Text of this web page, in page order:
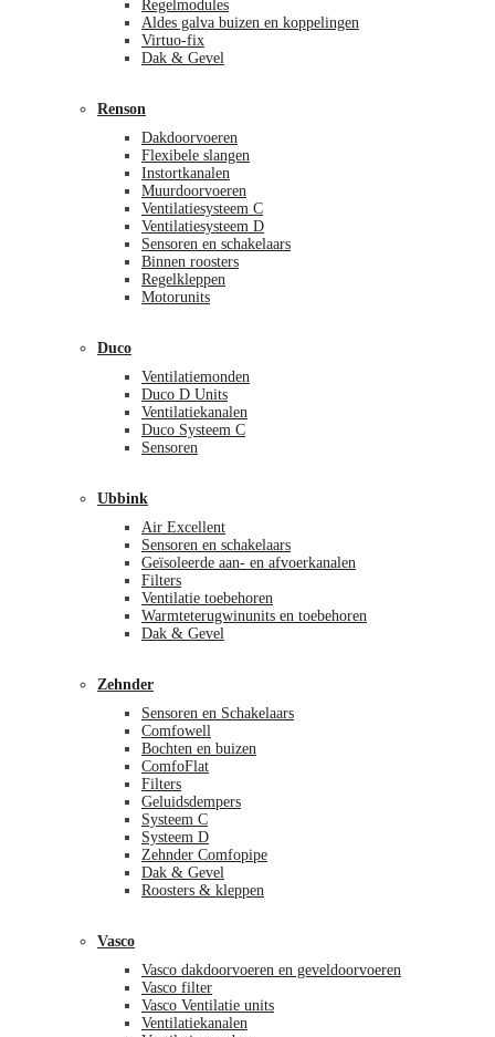
Regelmodules
Aldes galva buizen en koppelingen
Virtuo-fix
Dak & Gevel
Renson
Dakdoorvoeren
Flexibele slangen
Instortkanalen
Muurdoorvoeren
Ventilatiesysteem C
Ventilatiesysteem D
Sensoren en schakelaars
Binnen roosters
Regelkleppen
Motorunits
Duco
Ventilatiemonden
Duco D Units
Ventilatiekanalen
Duco Systeem C
Sensoren
Ubbink
Air Excellent
Sensoren en schakelaars
Geïsoleerde aan- en afvoerkanalen
Filters
Ventilatie toebehoren
Warmteterugwinunits en toebehoren
Dak & Gevel
Zehnder
Sensoren en Schakelaars
Comfowell
Bochten en buizen
ComfoFlat
Filters
Geluidsdempers
Systeem C
Systeem D
Zehnder Comfopipe
Dak & Gevel
Roosters & kleppen
Vasco
Vasco dakdoorvoeren en geveldoorvoeren
Vasco filter
Vasco Ventilatie units
Ventilatiekanalen